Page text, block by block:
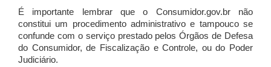
É importante lembrar que o Consumidor.gov.br não
constitui um procedimento administrativo e tampouco se
confunde com o serviço prestado pelos Órgãos de Defesa
do Consumidor, de Fiscalização e Controle, ou do Poder
Judiciário.